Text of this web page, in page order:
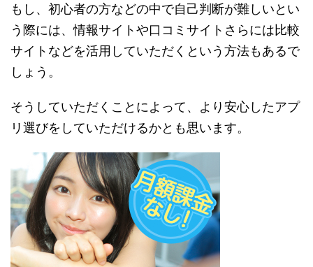
もし、初心者の方などの中で自己判断が難しいとい
う際には、情報サイトや口コミサイトさらには比較
サイトなどを活用していただくという方法もあるで
しょう。
そうしていただくことによって、より安心したアプ
リ選びをしていただけるかとも思います。